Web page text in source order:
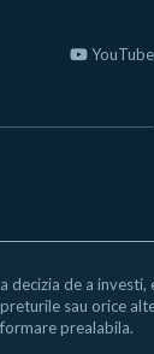
YouTube
de a
sau orice
prealabila.